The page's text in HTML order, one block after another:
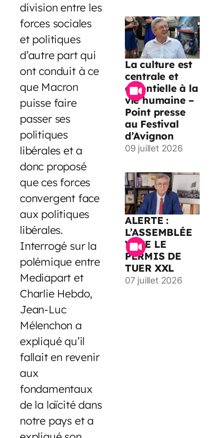
division entre les
forces sociales
et politiques
d’autre part qui
ont conduit à ce
que Macron
puisse faire
passer ses
politiques
libérales et a
donc proposé
que ces forces
convergent face
aux politiques
libérales.
Interrogé sur la
polémique entre
Mediapart et
Charlie Hebdo,
Jean-Luc
Mélenchon a
expliqué qu’il
fallait en revenir
aux
fondamentaux
de la laïcité dans
notre pays et a
La culture est
centrale et
essentielle à la
vie humaine –
Point presse
au Festival
d’Avignon
09 juillet 2026
ALERTE :
L’ASSEMBLÉE
VOTE LE
PERMIS DE
TUER XXL
07 juillet 2026